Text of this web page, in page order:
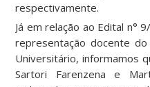
respectivamente.
Já em relação ao Edital n°
representação docente
Universitário, informamos
Sartori Farenzena e